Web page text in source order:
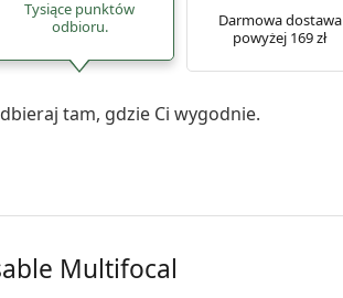
Tysiące punktów
odbioru.
Darmowa dostawa
powyżej 169 zł
tam, gdzie Ci wygodnie.
Multifocal